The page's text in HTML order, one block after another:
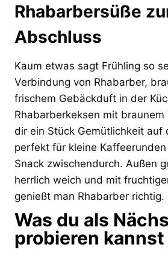
Rhabarbersüße
Abschluss
Kaum etwas sagt Frühling so
Verbindung von Rhabarber,
frischem Gebäckduft in der
Rhabarberkeksen mit
dir ein Stück Gemütlichkeit auf
perfekt für kleine
Snack zwischendurch. Außen
herrlich weich und mit
genießt man Rhabarber richtig.
Was du als
probieren kannst